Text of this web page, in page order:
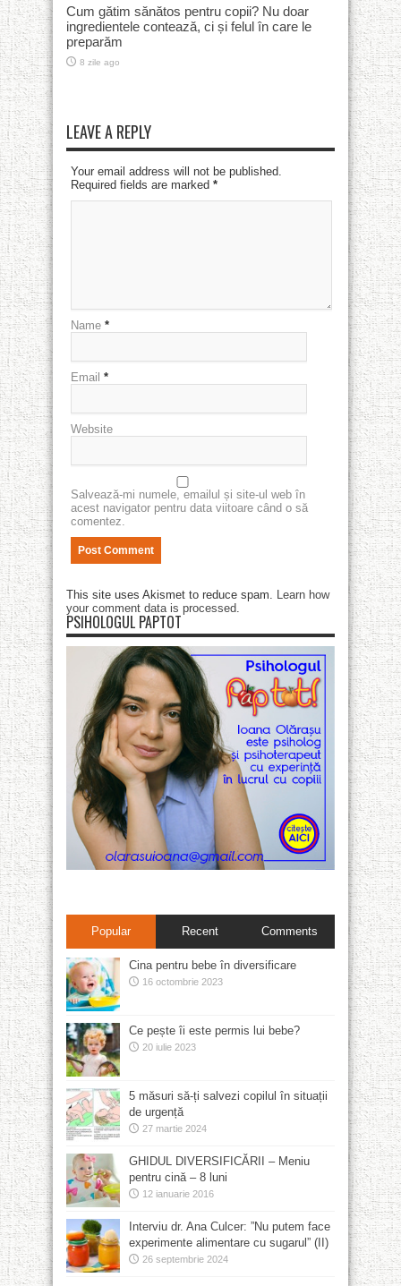
Cum gătim sănătos pentru copii? Nu doar
ingredientele contează, ci și felul în care le
preparăm
8 zile ago
LEAVE A REPLY
Your email address will not be published.
Required fields are marked *
Name *
Email *
Website
Salvează-mi numele, emailul și site-ul web în
acest navigator pentru data viitoare când o să
comentez.
This site uses Akismet to reduce spam. Learn how
your comment data is processed.
PSIHOLOGUL PAPTOT
Popular Recent Comments
Cina pentru bebe în diversificare
16 octombrie 2023
Ce pește îi este permis lui bebe?
20 iulie 2023
5 măsuri să-ți salvezi copilul în situații
de urgență
27 martie 2024
GHIDUL DIVERSIFICĂRII – Meniu
pentru cină – 8 luni
12 ianuarie 2016
Interviu dr. Ana Culcer: ”Nu putem face
experimente alimentare cu sugarul” (II)
26 septembrie 2024